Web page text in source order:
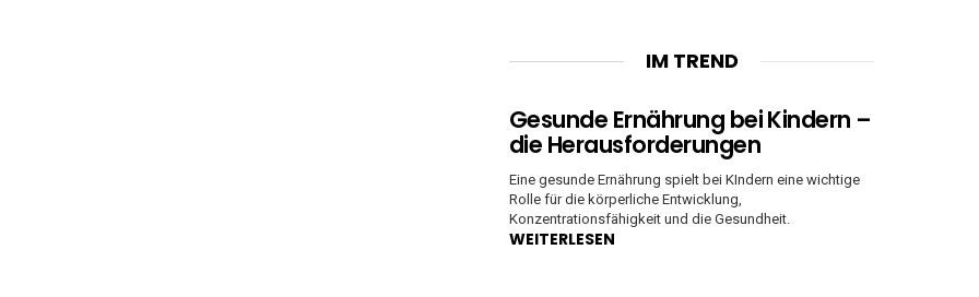
IM TREND
Gesunde Ernährung bei Kindern –
die Herausforderungen
Eine gesunde Ernährung spielt bei KIndern eine wichtige
Rolle für die körperliche Entwicklung,
Konzentrationsfähigkeit und die Gesundheit.
WEITERLESEN